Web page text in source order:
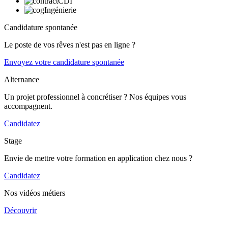
Ingénierie
Candidature spontanée
Le poste de vos rêves n'est pas en ligne ?
Envoyez votre candidature spontanée
Alternance
Un projet professionnel à concrétiser ? Nos équipes vous
accompagnent.
Candidatez
Stage
Envie de mettre votre formation en application chez nous ?
Candidatez
Nos vidéos métiers
Découvrir